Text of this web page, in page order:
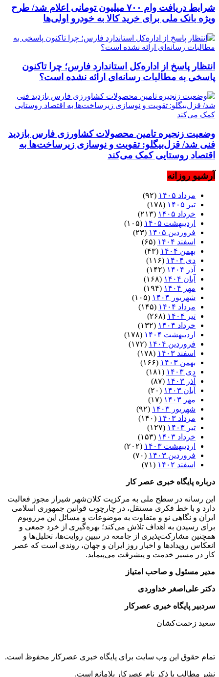
شرایط دریافت وام ۷۰۰ میلیون تومانی اعلام شد/ طرح
ویژه بانک ملی برای خرید کالا به خودرو اولی‌ها
انتظار پاسخ از اداره‌کل استاندارد فارس؛ چرا تاکنون
پاسخی به مطالبات رسانه‌ای ارائه نشده است؟
وضعیت زنجیره تامین محصولات کشاورزی فارس بازدید
فنی شد/ قزل‌بیگلو: تقویت و نوسازی زیرساخت‌ها به
اقتصاد روستایی کمک می‌کند
آرشیو روزانه
مرداد ۱۴۰۵
(۹۲)
تیر ۱۴۰۵
(۱۷۸)
خرداد ۱۴۰۵
(۲۱۳)
اردیبهشت ۱۴۰۵
(۱۰۵)
فروردین ۱۴۰۵
(۲۳)
اسفند ۱۴۰۴
(۶۵)
بهمن ۱۴۰۴
(۴۳)
دی ۱۴۰۴
(۱۱۶)
آذر ۱۴۰۴
(۱۴۲)
آبان ۱۴۰۴
(۱۶۸)
مهر ۱۴۰۴
(۱۹۴)
شهریور ۱۴۰۴
(۱۰۵)
مرداد ۱۴۰۴
(۱۴۵)
تیر ۱۴۰۴
(۲۶۸)
خرداد ۱۴۰۴
(۱۳۲)
اردیبهشت ۱۴۰۴
(۱۷۸)
فروردین ۱۴۰۴
(۱۷۲)
اسفند ۱۴۰۳
(۱۷۸)
بهمن ۱۴۰۳
(۱۶۶)
دی ۱۴۰۳
(۱۸۱)
آذر ۱۴۰۳
(۸۷)
آبان ۱۴۰۳
(۲۰)
مهر ۱۴۰۳
(۱۷)
شهریور ۱۴۰۳
(۹۲)
مرداد ۱۴۰۳
(۱۴۰)
تیر ۱۴۰۳
(۱۲۷)
خرداد ۱۴۰۳
(۱۵۳)
اردیبهشت ۱۴۰۳
(۲۰۲)
فروردین ۱۴۰۳
(۷۰)
اسفند ۱۴۰۲
(۷۱)
درباره پایگاه خبری عصر کار
این رسانه در سطح ملی به مرکزیت کلان‌شهر شیراز مجوز فعالیت
دارد و با خط فکری مستقل، در چارچوب قوانین جمهوری اسلامی
ایران و نگاهی نو و متفاوت به موضوعات ‌و مسائل این مرزوبوم
برای رسیدن به اهداف تلاش می‌کند؛ بهره‌گیری از خرد جمعی و
همچنین مشارکت‌پذیری از جامعه در تبیین روایت‌ها، تحلیل‌ها و
انعکاس رویدادها و اخبار روز ایران و جهان، روندی است که عصر
کار در مسیر خدمت و پیشرفت می‌پیماید.
مدیر مسئول و صاحب امتیاز
دکتر علی‌اصغر خداوردی
سردبیر پایگاه خبری عصرکار
سعید زحمت‌کشان
تمام حقوق این وب سایت برای پایگاه خبری عصرکار محفوظ است.
نشر مطالب با ذکر نام عصرکار بلامانع است.